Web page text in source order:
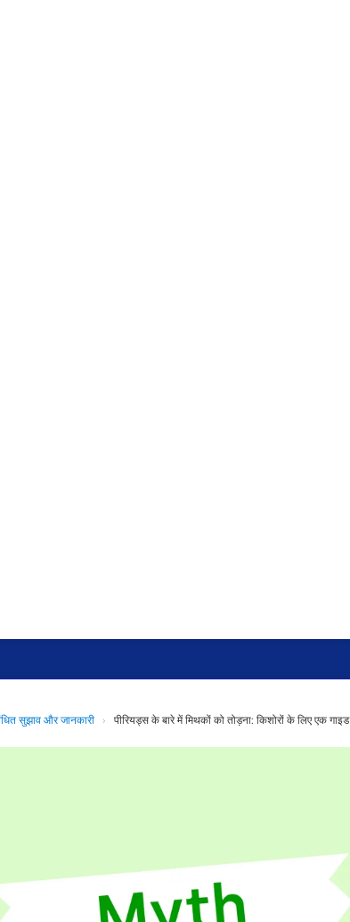
सुझाव और जानकारी › पीरियड्स के बारे में मिथकों को तोड़ना: किशोरों के लिए एक गाइड